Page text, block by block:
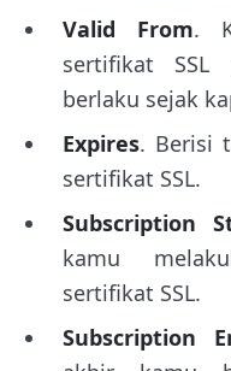
Valid From.
sertifikat
berlaku sejak
Expires. Berisi
sertifikat SSL.
Subscription
kamu
sertifikat SSL.
Subscription